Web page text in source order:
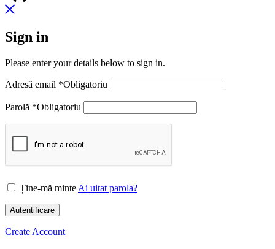
Sign in
Please enter your details below to sign in.
Adresă email *Obligatoriu
Parolă *Obligatoriu
Ține-mă minte Ai uitat parola?
Autentificare
Create Account